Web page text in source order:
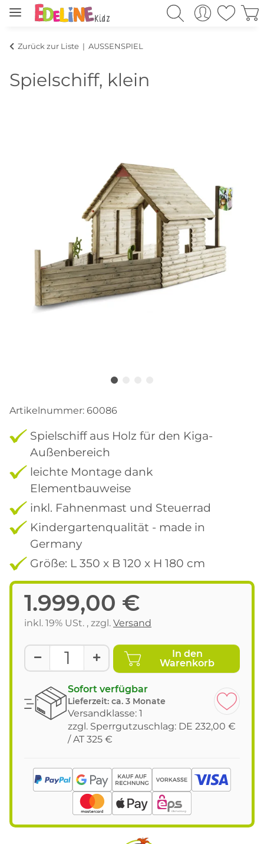
Zurück zur Liste AUSSENSPIEL
Spielschiff, klein
Artikelnummer: 60086
Spielschiff aus Holz für den Kiga-
Außenbereich
leichte Montage dank
Elementbauweise
inkl. Fahnenmast und Steuerrad
Kindergartenqualität - made in
Germany
Größe: L 350 x B 120 x H 180 cm
1.999,00 €
inkl. 19% USt. , zzgl. Versand
In den
Warenkorb
Sofort verfügbar
Lieferzeit: ca. 3 Monate
Versandklasse: 1
zzgl. Sperrgutzuschlag: DE 232,00 €
/ AT 325 €